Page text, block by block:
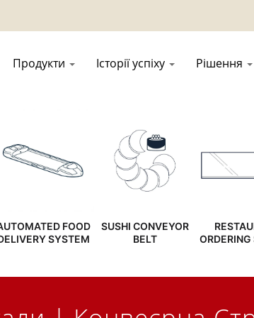
Продукти Історії успіху Рішення
FOOD
SYSTEM
SUSHI CONVEYOR
BELT